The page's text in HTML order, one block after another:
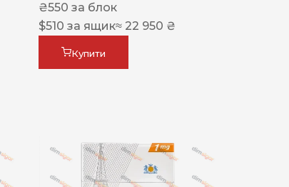
₴550 за блок
$510 за ящик≈ 22 950 ₴
Купити